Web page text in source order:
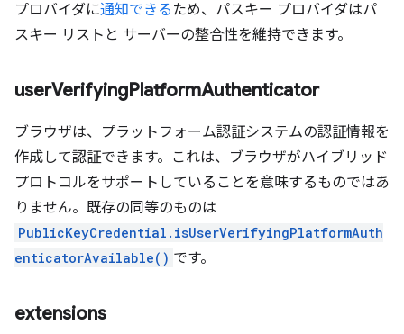
プロバイダに通知できる ため、パスキー プロバイダはパ
スキー リストと サーバーの整合性を維持できます。
userVerifyingPlatformAuthenticator
ブラウザは、プラットフォーム認証システムの認証情報を
作成して認証できます。これは、ブラウザがハイブリッド
プロトコルをサポートしていることを意味するものではあ
りません。既存の同等のものは
PublicKeyCredential.isUserVerifyingPlatformAuth
enticatorAvailable() です。
extensions